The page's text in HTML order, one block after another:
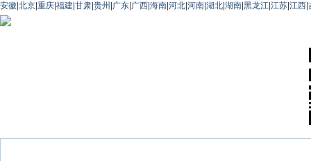
安徽 北京 重庆 福建 甘肃 贵州 广东 广西 海南 河北 河南 湖北 湖南 黑龙江 江苏 江西